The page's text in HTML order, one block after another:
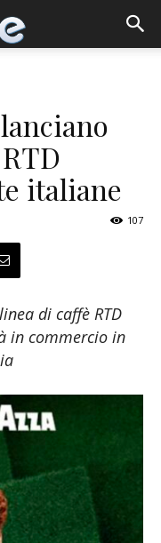
italiane
107
di caffè RTD
in commercio in